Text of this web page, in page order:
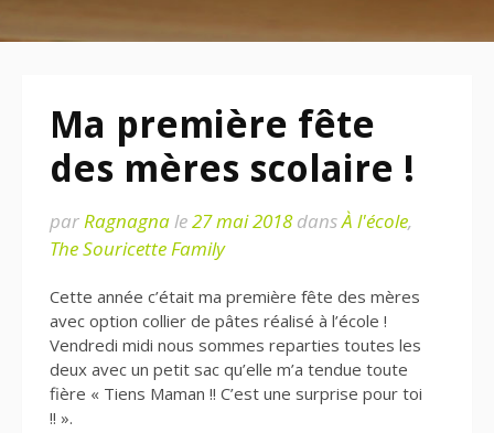
Ma première fête
des mères scolaire !
parRagnagnale27 mai 2018dansÀ l'école,
The Souricette Family
Cette année c’était ma première fête des mères
avec option collier de pâtes réalisé à l’école !
Vendredi midi nous sommes reparties toutes les
deux avec un petit sac qu’elle m’a tendue toute
fière « Tiens Maman !! C’est une surprise pour toi
!! ».